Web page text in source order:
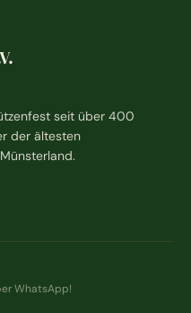
seit über 400
der ältesten
WhatsApp!